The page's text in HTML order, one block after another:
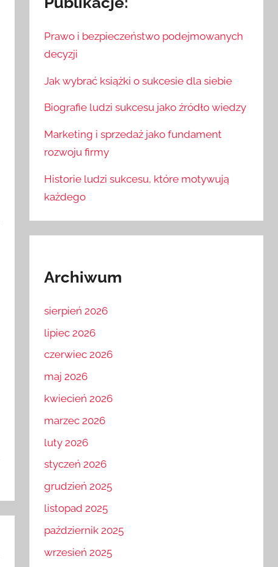
Prawo i bezpieczeństwo podejmowanych
decyzji
Jak wybrać książki o sukcesie dla siebie
Biografie ludzi sukcesu jako źródło wiedzy
Marketing i sprzedaż jako fundament
rozwoju firmy
Historie ludzi sukcesu, które motywują
każdego
Archiwum
sierpień 2026
lipiec 2026
czerwiec 2026
maj 2026
kwiecień 2026
marzec 2026
luty 2026
styczeń 2026
grudzień 2025
listopad 2025
październik 2025
wrzesień 2025